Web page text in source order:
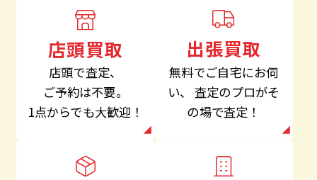
店頭買取
店頭で査定、
ご予約は不要。
1点からでも大歓迎！
出張買取
無料でご自宅にお伺
い、
査定のプロがそ
の場で査定！